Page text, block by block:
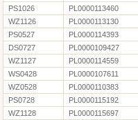
PS1026
PL0000113460
WZ1126
PL0000113130
PS0527
PL0000114393
DS0727
PL0000109427
WZ1127
PL0000114559
WS0428
PL0000107611
WZ0528
PL0000110383
PS0728
PL0000115192
WZ1128
PL0000115697